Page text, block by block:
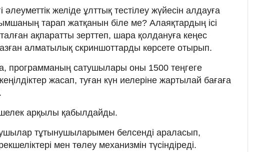
әлеуметтік желіде ұлттық тестілеу жүйесін алдауға
тарап жатқанын біле ме? Алаяқтардың ісі
ақпаратты зерттеп, шара қолдануға кеңес
алматылық скриншоттарды көрсете отырып.
программаның сатушылары оны 1500 теңгеге
жасап, туған күн иелеріне жартылай бағаға
арқылы қабылдайды.
тұтынушыларымен белсенді араласып,
мен төлеу механизмін түсіндіреді.